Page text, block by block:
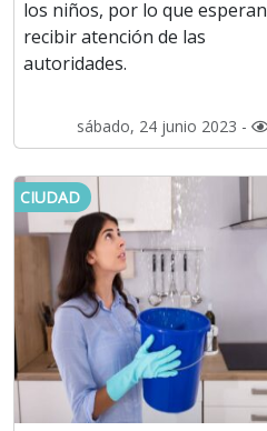
los niños, por lo que esperan
recibir atención de las
autoridades.
sábado, 24 junio 2023 -
CIUDAD